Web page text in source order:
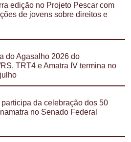
edição no Projeto Pescar com
de jovens sobre direitos e
do Agasalho 2026 do
TRT4 e Amatra IV termina no
participa da celebração dos 50
no Senado Federal